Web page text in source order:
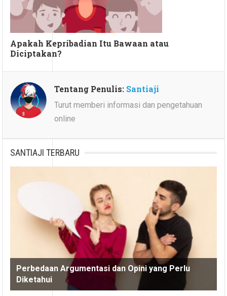
Apakah Kepribadian Itu Bawaan atau
Diciptakan?
Tentang Penulis: Santiaji
Turut memberi informasi dan pengetahuan
online
SANTIAJI TERBARU
Perbedaan Argumentasi dan Opini yang Perlu
Diketahui